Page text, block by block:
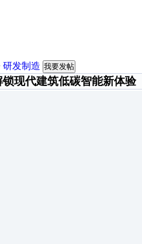
研发制造 我要发帖
现代建筑低碳智能新体验